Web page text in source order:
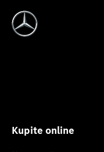
Kupite online